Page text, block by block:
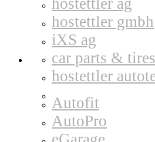
hostettler ag
hostettler gmbh
iXS ag
car parts & tires
hostettler
Autofit
AutoPro